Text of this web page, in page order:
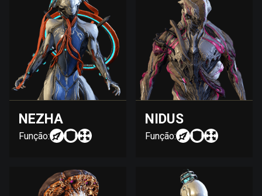
NEZHA
Função:
NIDUS
Função: